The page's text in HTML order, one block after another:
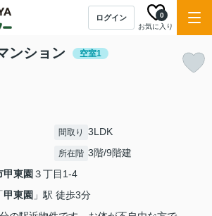
ログイン
お気に入り
0
ンション 空室1
間取り 3LDK
所在階 3階/9階建
甲東園 ３丁目1-4
「甲東園 」駅 徒歩3分